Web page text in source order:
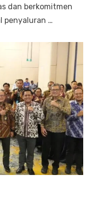
dan berkomitmen
penyaluran …